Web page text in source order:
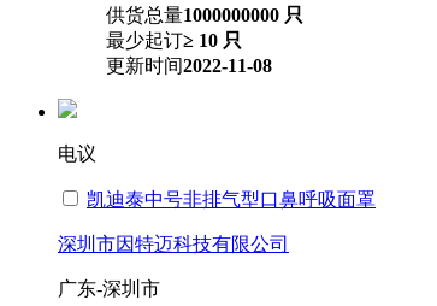
供货总量1000000000 只
最少起订≥ 10 只
更新时间2022-11-08
电议
凯迪泰中号非排气型口鼻呼吸面罩
深圳市因特迈科技有限公司
广东-深圳市